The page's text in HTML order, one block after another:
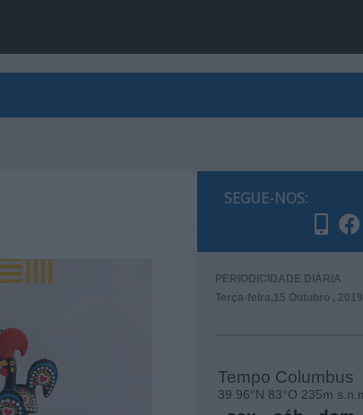
SEGUE-NOS:
PERIODICIDADE DIÁRIA
Terça-feira,15 Outubro , 2019